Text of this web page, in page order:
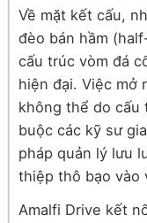
Về mặt kết cấu,
đèo bán hầm
cấu trúc vòm đá
hiện đại. Việc mở
không thể do cấu
buộc các kỹ sư
pháp quản lý lưu
thiệp thô bạo vào
Amalfi Drive kết